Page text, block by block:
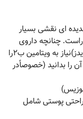
ای نقشی بسیار
چنانچه داروی
دزوکسی روبین هیدروکلراید (داروی درمان ایدز)نیاز به ویتامین ب۲را
را بدانید (خصوصاًدر
پوستی شامل